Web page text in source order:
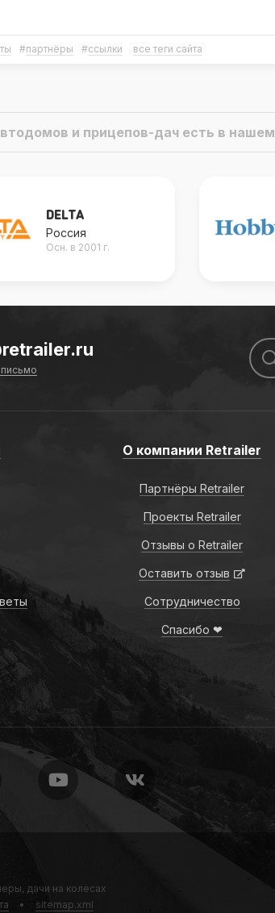
#партнёры #ссылки все теги сайта
и прицепов-дач есть в нашем
DELTA
Россия
Осн. в 2001 г.
О компании Retrailer
Партнёры Retrailer
Проекты Retrailer
Отзывы о Retrailer
Оставить отзыв
Сотрудничество
Спасибо ❤
дачи на колесах
• sitemap.xml